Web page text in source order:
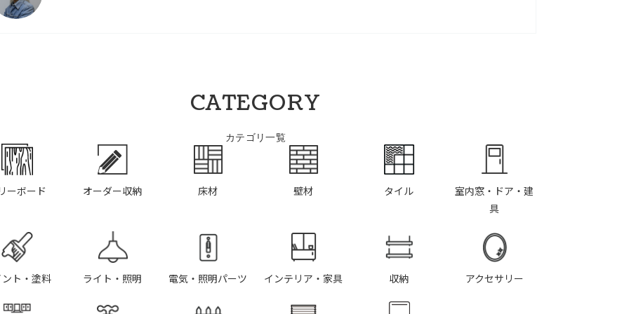
CATEGORY
カテゴリ一覧
ーボード オーダー収納 床材 壁材 タイル
室内窓・ドア・建
具
ト・塗料 ライト・照明 電気・照明パーツ インテリア・家具 収納 アクセサリー